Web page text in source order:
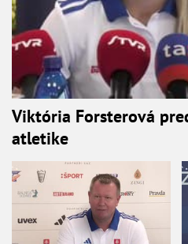
Viktória Forsterová
atletike